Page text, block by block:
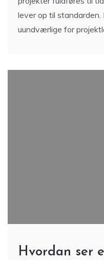
lever op til
uundværlige for
Hvordan ser